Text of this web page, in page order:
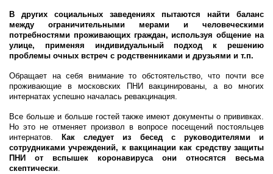
В других социальных заведениях пытаются найти баланс
между ограничительными мерами и человеческими
потребностями проживающих граждан, используя общение на
улице, применяя индивидуальный подход к решению
проблемы очных встреч с родственниками и друзьями и т.п.
Обращает на себя внимание то обстоятельство, что почти все
проживающие в московских ПНИ вакцинированы, а во многих
интернатах успешно началась ревакцинация.
Все больше и больше гостей также имеют документы о прививках.
Но это не отменяет произвол в вопросе посещений постояльцев
интернатов.
Как следует из бесед с руководителями и
сотрудниками учреждений, к вакцинации как средству защиты
ПНИ от вспышек коронавируса они относятся весьма
скептически.